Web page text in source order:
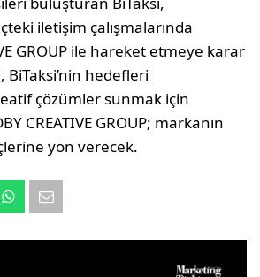
iletişim çalışmalarında
GROUP ile hareket etmeye karar
hedefleri
çözümler sunmak için
CREATIVE GROUP; markanın
yön verecek.